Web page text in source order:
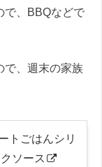
で、BBQなどで
で、週末の家族
トごはんシリ
ソース